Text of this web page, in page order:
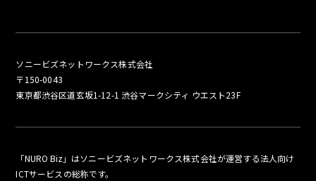
ソニービズネットワークス株式会社
〒150-0043
東京都渋谷区道玄坂1-12-1 渋谷マークシティ ウエスト23F
「NURO Biz」はソニービズネットワークス株式会社が運営する法人向け
ICTサービスの総称です。